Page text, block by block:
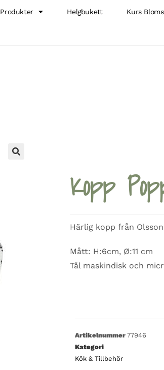
Produkter Helgbukett Kurs
Kopp
Härlig kopp från
Mått: H:6cm, Ø:11 cm
Tål maskindisk och
Artikelnummer 77946
Kategori
Kök & Tillbehör